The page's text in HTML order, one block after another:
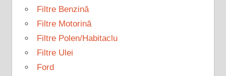
Filtre Benzină
Filtre Motorină
Filtre Polen/Habitaclu
Filtre Ulei
Ford